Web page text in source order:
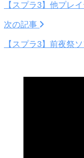
【スプラ3】他プレ
次の記事
【スプラ3】前夜祭